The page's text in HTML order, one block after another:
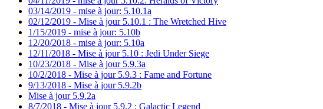
03/14/2019 - mise à jour: 5.10.1a
02/12/2019 - Mise à jour 5.10.1 : The Wretched Hive
1/15/2019 - mise à jour: 5.10b
12/20/2018 - mise à jour: 5.10a
12/11/2018 - Mise à jour 5.10 : Jedi Under Siege
10/23/2018 - Mise à jour 5.9.3a
10/2/2018 - Mise à jour 5.9.3 : Fame and Fortune
9/13/2018 - Mise à jour 5.9.2b
Mise à jour 5.9.2a
8/7/2018 - Mise à jour 5.9.2 : Galactic Legend